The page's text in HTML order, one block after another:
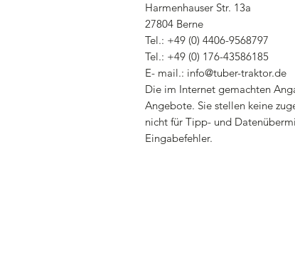
Harmenhauser Str. 13a
27804 Berne
Tel.: +49 (0) 4406-9568797
Tel.: +49 (0) 176-43586185
E- mail.: info@tuber-traktor.de
Die im Internet gemachten
Angebote. Sie stellen keine
nicht für Tipp- und
Eingabefehler.